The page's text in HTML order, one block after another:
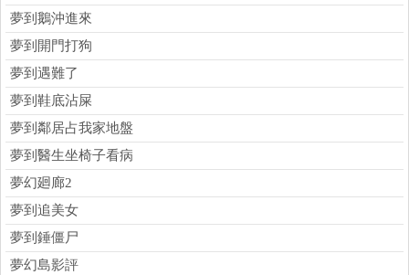
夢到鵝沖進來
夢到開門打狗
夢到遇難了
夢到鞋底沾屎
夢到鄰居占我家地盤
夢到醫生坐椅子看病
夢幻廻廊2
夢到追美女
夢到錘僵尸
夢幻島影評